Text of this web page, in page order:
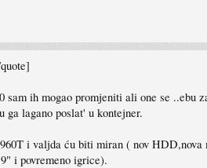
sam ih mogao promjeniti ali one se
ga lagano poslat' u kontejner.
i valjda ću biti miran ( nov
i povremeno igrice).